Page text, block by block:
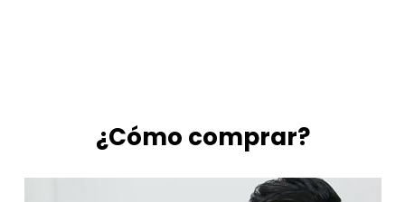
¿Cómo comprar?